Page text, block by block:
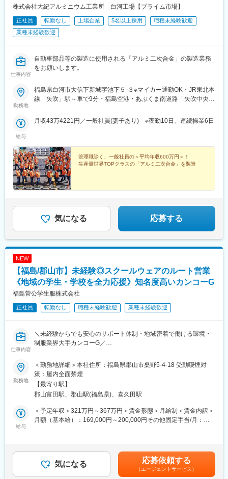
株式会社大紀アルミニウム工業所 白河工場【プライム市場】
正社員 転勤なし 上場企業 5名以上採用
職種未経験歓迎
業種未経験歓迎
仕事内容
自動車部品等の製造に使用される「アルミ二次合金」の製造業務
をお願いします。
勤務地
福島県白河市大信下新城字池下５-３※マイカー通勤OK・JR東北本
線「矢吹」駅～車で9分・福島空港・あぶくま南道路「矢吹中央Ｉ
給与
月収43万4221円／一般社員(妻子あり) ※夜勤10日、連続操業6日
管理職除く、一般社員の＜平均年収600万円＞！
生産量世界TOPクラスの「アルミ二次合金」を製造
気になる 応募する
NEW
【福島/郡山市】未経験◎スクールウェアのルート営業
《地域の学生・学校を全力応援》知名度高いカンコーG
福島菅公学生服株式会社
正社員 転勤なし 職種未経験歓迎 業種未経験歓迎
仕事内容
＼未経験からでも安心のサポート体制・地域密着で働ける環境・
制服業界大手カンコーG／
■業務内容：
当社は、県内の中学校・高校へ学生服ブランド「KANKO（カンコ
ー）」を中心としたスクールウェア（制服・体操服）の提案・販
売を行う企業です。学校や販売店に寄り添い、子どもたちの学校
生活を支える制服づくりに携わります。営業・販売・接客などの
「人と関わる経験」を活かしながら、未経験から営業として成長
できる環境が整っています。
が重要です。商品や着用状況、お困りごとなどのヒアリングを行
いつつ、学校の制服変更のための制服・体操服検討会のお手伝い
からアフターフォローまでを同社でサポートします。
勤務地
＜勤務地詳細＞本社住所：福島県郡山市桑野5-4-18 受動喫煙対
策：屋内全面禁煙
【最寄り駅】
郡山富田駅、郡山駅(福島県)、喜久田駅
給与
＜予定年収＞321万円～367万円＜賃金形態＞月給制＜賃金内訳＞
月額（基本給）：169,000円～200,000円その他固定手当/月：
円※過去実績月あたり■賞与：年2回（昨年実績：3ヶ月分）■その
他固定手当：営業手当賃金はあくまでも目安の金額であり、選考
を通じて上下する可能性があります。月給(月額)は固定手当を含め
気になる 応募依頼する
（エージェントサービス）